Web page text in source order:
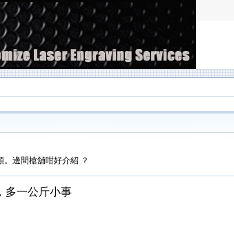
邊間槍舖咁好介紹 ？
多一公斤小事